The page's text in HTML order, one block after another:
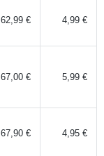
62,99 € 4,99 €
67,00 € 5,99 €
67,90 € 4,95 €